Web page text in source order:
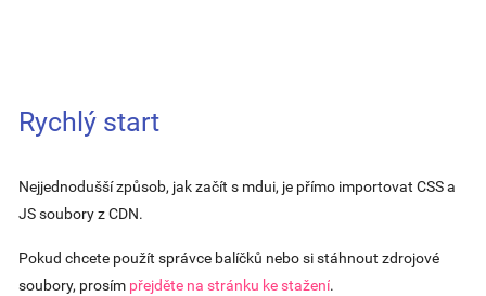
Rychlý start
Nejjednodušší způsob, jak začít s mdui, je přímo importovat CSS a
JS soubory z CDN.
Pokud chcete použít správce balíčků nebo si stáhnout zdrojové
soubory, prosím přejděte na stránku ke stažení.